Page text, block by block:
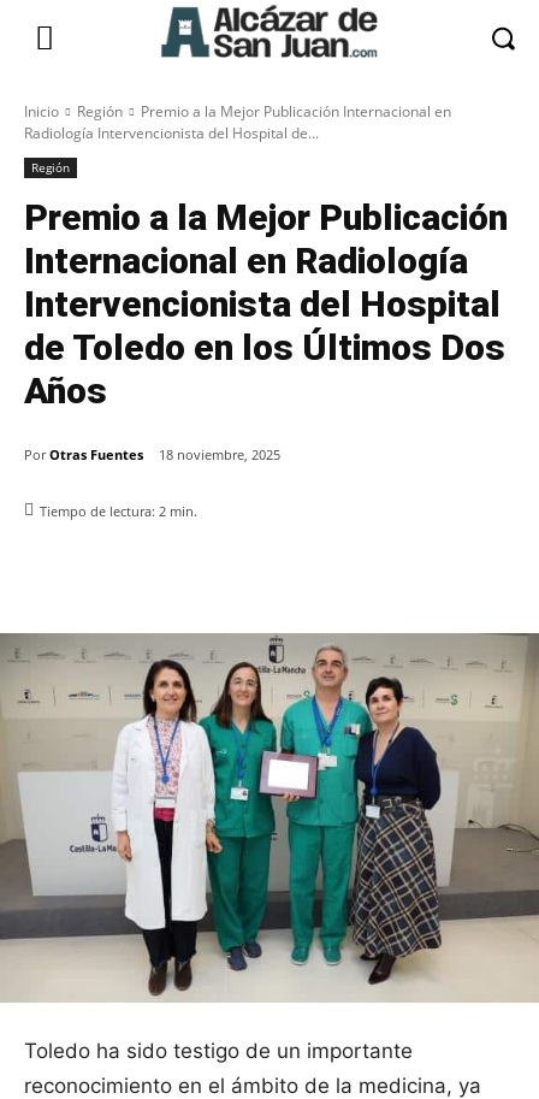
Inicio Región
Premio a la Mejor Publicación Internacional en
Radiología Intervencionista del Hospital de...
Región
Premio a la Mejor Publicación
Internacional en Radiología
Intervencionista del Hospital
de Toledo en los Últimos Dos
Años
Por Otras Fuentes 18 noviembre, 2025
Tiempo de lectura: 2 min.
Toledo ha sido testigo de un importante
reconocimiento en el ámbito de la medicina, ya